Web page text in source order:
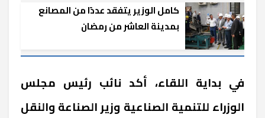
كامل الوزير يتفقد عددًا من المصانع
بمدينة العاشر من رمضان
في بداية اللقاء، أكد نائب رئيس مجلس
الوزراء للتنمية الصناعية وزير الصناعة والنقل